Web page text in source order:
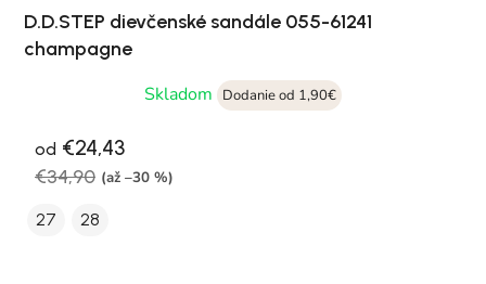
D.D.STEP dievčenské sandále 055-61241
champagne
Skladom
Dodanie od 1,90€
od €24,43
€34,90 (až –30 %)
27 28